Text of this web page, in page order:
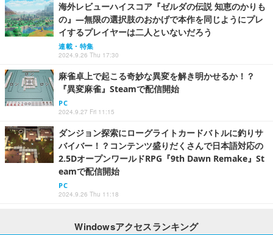
海外レビューハイスコア『ゼルダの伝説 知恵のかりも
の』―無限の選択肢のおかげで本作を同じようにプレ
イするプレイヤーは二人といないだろう
連載・特集
2024.9.26 Thu 17:30
麻雀卓上で起こる奇妙な異変を解き明かせるか！？
『異変麻雀』Steamで配信開始
PC
2024.9.27 Fri 11:15
ダンジョン探索にローグライトカードバトルに釣りサ
バイバー！？コンテンツ盛りだくさんで日本語対応の
2.5DオープンワールドRPG『9th Dawn Remake』St
eamで配信開始
PC
2024.9.26 Thu 11:18
Windowsアクセスランキング